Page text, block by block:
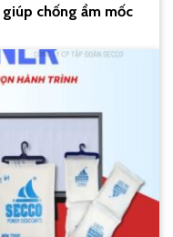
chống ẩm mốc